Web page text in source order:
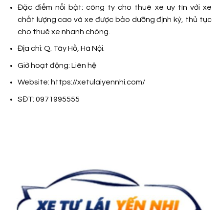
Đặc điểm nổi bật: công ty cho thuê xe uy tín với xe
chất lượng cao và xe được bảo dưỡng định kỳ, thủ tục
cho thuê xe nhanh chóng.
Địa chỉ: Q. Tây Hồ, Hà Nội.
Giờ hoạt động: Liên hệ
Website: https://xetulaiyennhi.com/
SĐT: 0971995555